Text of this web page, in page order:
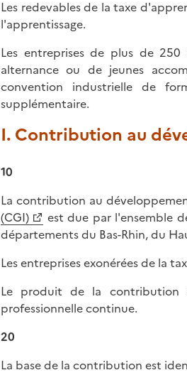
Les redevables de la taxe
l'apprentissage.
Les entreprises de plus de
alternance ou de jeunes
convention industrielle de
supplémentaire.
I. Contribution au
10
La contribution au
(CGI)
est due par l'ensemble
départements du Bas-Rhin, du
Les entreprises exonérées de la
Le produit de la contribution
professionnelle continue.
20
La base de la contribution est